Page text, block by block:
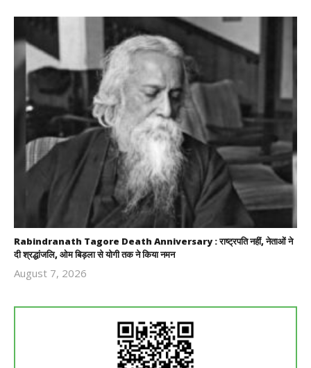
Rabindranath Tagore Death Anniversary : राष्ट्रपति नहीं, नेताओं ने
दी श्रद्धांजलि, ओम बिड़ला से योगी तक ने किया नमन
August 7, 2026